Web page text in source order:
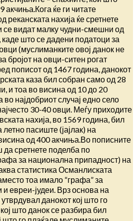
акчиња.Кога ќе ги читате
реканската нахија ќе сретнете
се видат малку чудни-смешни од
што се дадени податоци за
(муслиманките овој данок не
бројот на овци-ситен рогат
пописот од 1467 година, данокот
каза бил собран само од 28
и тоа во висина од 10 до 20
најдобриот случај едно село
30-40 овци. Меѓу приходите
нахија, во 1569 година, бил
пасиште (јајлак) на
од 400 акчиња.Во пописните
сретнете поделба по
за национална припадност) на
статистика Османлиската
тоа имало “графа” за
евреи-јудеи. Врз основа на
данокот кој што го
што данок се разбира бил